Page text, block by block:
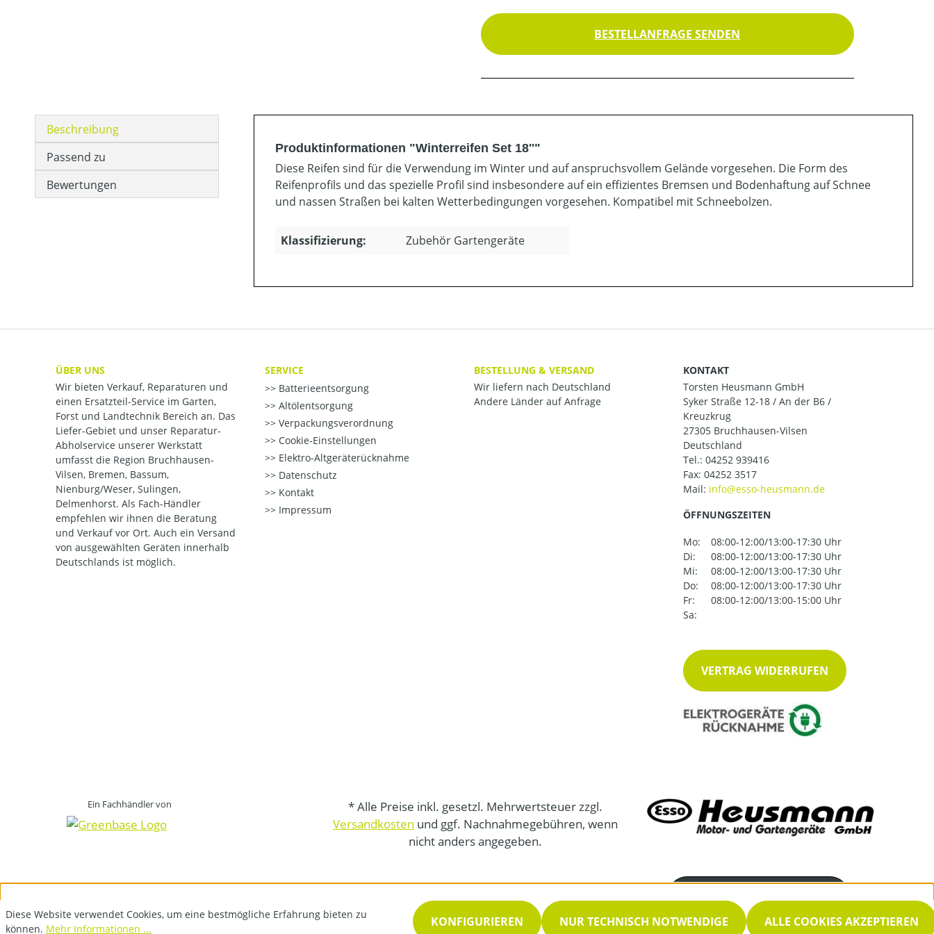
BESTELLANFRAGE SENDEN
Beschreibung
Passend zu
Bewertungen
Produktinformationen "Winterreifen Set 18''"
Diese Reifen sind für die Verwendung im Winter und auf anspruchsvollem Gelände vorgesehen. Die Form des
Reifenprofils und das spezielle Profil sind insbesondere auf ein effizientes Bremsen und Bodenhaftung auf Schnee
und nassen Straßen bei kalten Wetterbedingungen vorgesehen. Kompatibel mit Schneebolzen.
Klassifizierung: Zubehör Gartengeräte
ÜBER UNS
Wir bieten Verkauf, Reparaturen und
einen Ersatzteil-Service im Garten,
Forst und Landtechnik Bereich an. Das
Liefer-Gebiet und unser Reparatur-
Abholservice unserer Werkstatt
umfasst die Region Bruchhausen-
Vilsen, Bremen, Bassum,
Nienburg/Weser, Sulingen,
Delmenhorst. Als Fach-Händler
empfehlen wir ihnen die Beratung
und Verkauf vor Ort. Auch ein Versand
von ausgewählten Geräten innerhalb
Deutschlands ist möglich.
SERVICE
Batterieentsorgung
Altölentsorgung
Verpackungsverordnung
Cookie-Einstellungen
Elektro-Altgeräterücknahme
Datenschutz
Kontakt
Impressum
BESTELLUNG & VERSAND
Wir liefern nach Deutschland
Andere Länder auf Anfrage
KONTAKT
Torsten Heusmann GmbH
Syker Straße 12-18 / An der B6 /
Kreuzkrug
27305 Bruchhausen-Vilsen
Deutschland
Tel.: 04252 939416
Fax: 04252 3517
Mail:
ÖFFNUNGSZEITEN
Mo:
08:00-12:00/13:00-17:30 Uhr
Di:
08:00-12:00/13:00-17:30 Uhr
Mi:
08:00-12:00/13:00-17:30 Uhr
Do:
08:00-12:00/13:00-17:30 Uhr
Fr:
08:00-12:00/13:00-15:00 Uhr
Sa:
VERTRAG WIDERRUFEN
Ein Fachhändler von
* Alle Preise inkl. gesetzl. Mehrwertsteuer zzgl.
Versandkosten und ggf. Nachnahmegebühren, wenn
nicht anders angegeben.
04252 939415
Diese Website verwendet Cookies, um eine bestmögliche Erfahrung bieten zu
können. Mehr Informationen ... NUR TECHNISCH NOTWENDIGE
KONFIGURIEREN ALLE COOKIES AKZEPTIEREN